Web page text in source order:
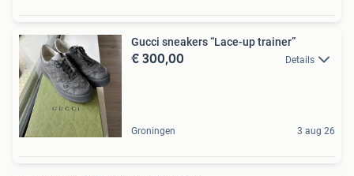
Gucci sneakers “Lace-up trainer”
€ 300,00 Details
Groningen 3 aug 26